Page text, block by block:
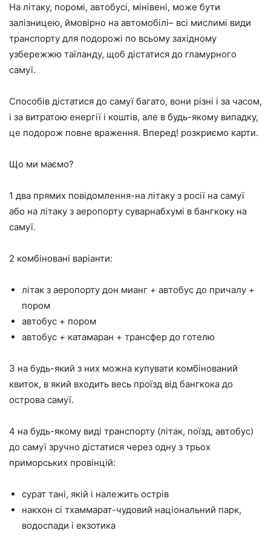
На літаку, поромі, автобусі, мінівені, може бути
залізницею, ймовірно на автомобілі– всі мислимі види
транспорту для подорожі по всьому західному
узбережжю таїланду, щоб дістатися до гламурного
самуї.
Способів дістатися до самуї багато, вони різні і за часом,
і за витратою енергії і коштів, але в будь-якому випадку,
це подорож повне враження. Вперед! розкриємо карти.
Що ми маємо?
1 два прямих повідомлення-на літаку з росії на самуї
або на літаку з аеропорту суварнабхумі в бангкоку на
самуї.
2 комбіновані варіанти:
літак з аеропорту дон мианг + автобус до причалу +
пором
автобус + пором
автобус + катамаран + трансфер до готелю
3 на будь-який з них можна купувати комбінований
квиток, в який входить весь проїзд від бангкока до
острова самуї.
4 на будь-якому виді транспорту (літак, поїзд, автобус)
до самуї зручно дістатися через одну з трьох
приморських провінцій:
сурат тані, якій і належить острів
накхон сі тхаммарат-чудовий національний парк,
водоспади і екзотика